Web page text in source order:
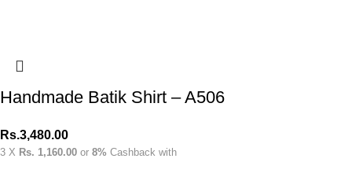
Handmade Batik Shirt – A506
Rs.3,480.00
3 X Rs. 1,160.00 or 8% Cashback with